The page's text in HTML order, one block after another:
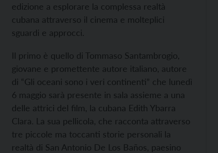
edizione a esplorare la complessa realtà
cubana attraverso il cinema e molteplici
sguardi e approcci.
Il primo è quello di Tommaso Santambrogio,
giovane e promettente autore italiano, autore
di “Gli oceani sono i veri continenti” che lunedì
6 maggio sarà presente in sala assieme a una
delle attrici del film, la cubana Edith Ybarra
Clara. La sua pellicola, che racconta attraverso
tre piccole ma toccanti storie personali la
realtà di San Antonio De Los Baños, paesino